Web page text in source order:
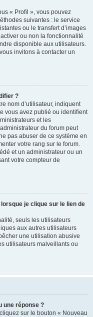
« Profil », vous pouvez
suivantes : le service
ou le transfert d’images
ou non la fonctionnalité
disponible aux utilisateurs.
invitons à contacter un
?
nom d’utilisateur, indiquent
vous avez publié ou identifient
et les
du forum peut
pas abuser de ce système en
votre rang sur le forum.
et un administrateur ou un
votre compteur de
je clique sur le lien de
seuls les utilisateurs
aux autres utilisateurs
une utilisation abusive
utilisateurs malveillants ou
une réponse ?
sur le bouton « Nouveau